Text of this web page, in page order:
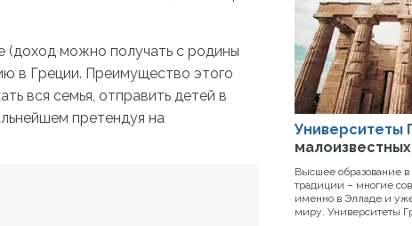
(доход можно получать с родины
в Греции. Преимущество этого
вся семья, отправить детей в
претендуя на
Университеты
малоизвестных
Высшее образование
традиции – многие
именно в Элладе и
миру. Университеты